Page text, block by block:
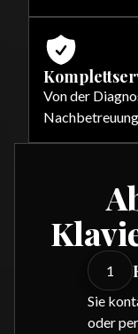
Von der
1
Sie
oder